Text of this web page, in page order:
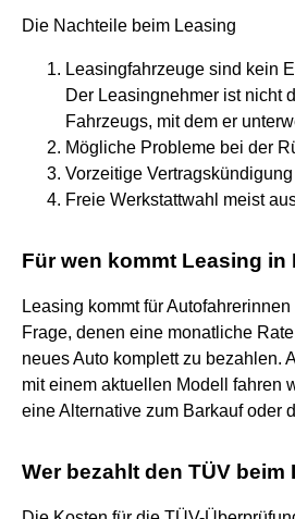
Die Nachteile beim Leasing
Leasingfahrzeuge sind kein
Der Leasingnehmer ist nicht
Fahrzeugs, mit dem er
Mögliche Probleme bei der
Vorzeitige
Freie Werkstattwahl meist
Für wen kommt Leasing in
Leasing kommt für
Frage, denen eine monatliche
neues Auto komplett zu bezahlen.
mit einem aktuellen Modell fahren
eine Alternative zum Barkauf oder
Wer bezahlt den TÜV beim